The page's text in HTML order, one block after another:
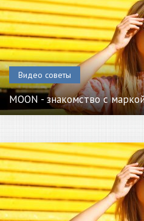
Видео советы
MOON - знакомство с